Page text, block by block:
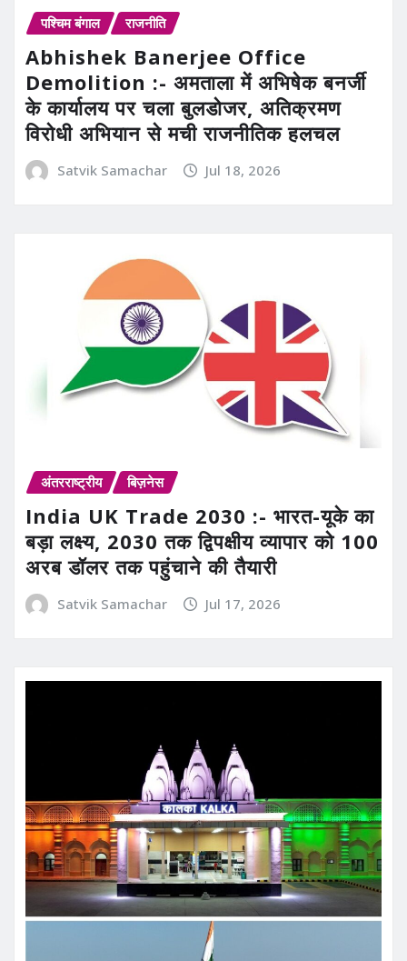
पश्चिम बंगाल राजनीति
Abhishek Banerjee Office
Demolition :- अमताला में अभिषेक बनर्जी
के कार्यालय पर चला बुलडोजर, अतिक्रमण
विरोधी अभियान से मची राजनीतिक हलचल
Satvik Samachar Jul 18, 2026
अंतरराष्ट्रीय बिज़नेस
India UK Trade 2030 :- भारत-यूके का
बड़ा लक्ष्य, 2030 तक द्विपक्षीय व्यापार को 100
अरब डॉलर तक पहुंचाने की तैयारी
Satvik Samachar Jul 17, 2026